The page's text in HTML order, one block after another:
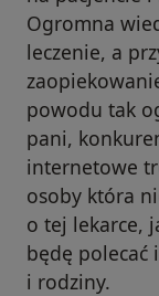
Ogromna
leczenie, a
powodu tak
pani,
internetowe
osoby która
o tej lekarce,
będę polecać
i rodziny.